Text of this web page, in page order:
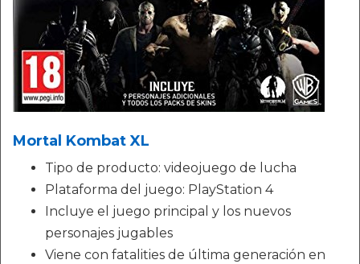
Mortal Kombat XL
Tipo de producto: videojuego de lucha
Plataforma del juego: PlayStation 4
Incluye el juego principal y los nuevos
personajes jugables
Viene con fatalities de última generación en